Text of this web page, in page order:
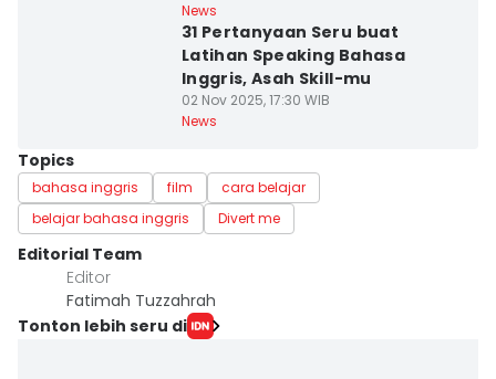
News
31 Pertanyaan Seru buat
Latihan Speaking Bahasa
Inggris, Asah Skill-mu
02 Nov 2025, 17:30 WIB
News
Topics
bahasa inggris film
cara belajar
belajar bahasa inggris
Divert me
Editorial Team
Editor
Fatimah Tuzzahrah
Tonton lebih seru di